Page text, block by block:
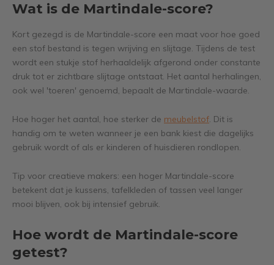
Wat is de Martindale-score?
Kort gezegd is de Martindale-score een maat voor hoe goed
een stof bestand is tegen wrijving en slijtage. Tijdens de test
wordt een stukje stof herhaaldelijk afgerond onder constante
druk tot er zichtbare slijtage ontstaat. Het aantal herhalingen,
ook wel 'toeren' genoemd, bepaalt de Martindale-waarde.
Hoe hoger het aantal, hoe sterker de meubelstof. Dit is
handig om te weten wanneer je een bank kiest die dagelijks
gebruik wordt of als er kinderen of huisdieren rondlopen.
Tip voor creatieve makers: een hoger Martindale-score
betekent dat je kussens, tafelkleden of tassen veel langer
mooi blijven, ook bij intensief gebruik.
Hoe wordt de Martindale-score
getest?